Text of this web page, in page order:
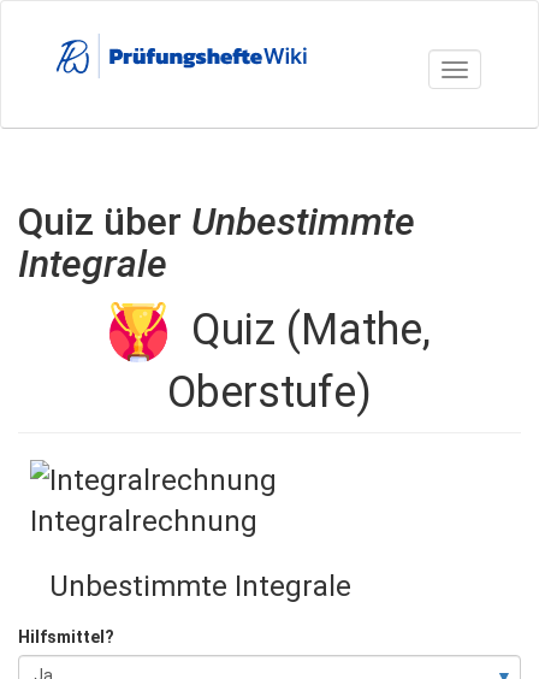
Toggle
Quiz über Unbestimmte
Integrale
Quiz (Mathe,
Oberstufe)
Integralrechnung
Unbestimmte Integrale
Hilfsmittel?